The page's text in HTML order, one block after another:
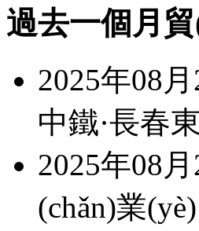
過去一個月
2025年08
中鐵·長春
2025年08
(chǎn)業